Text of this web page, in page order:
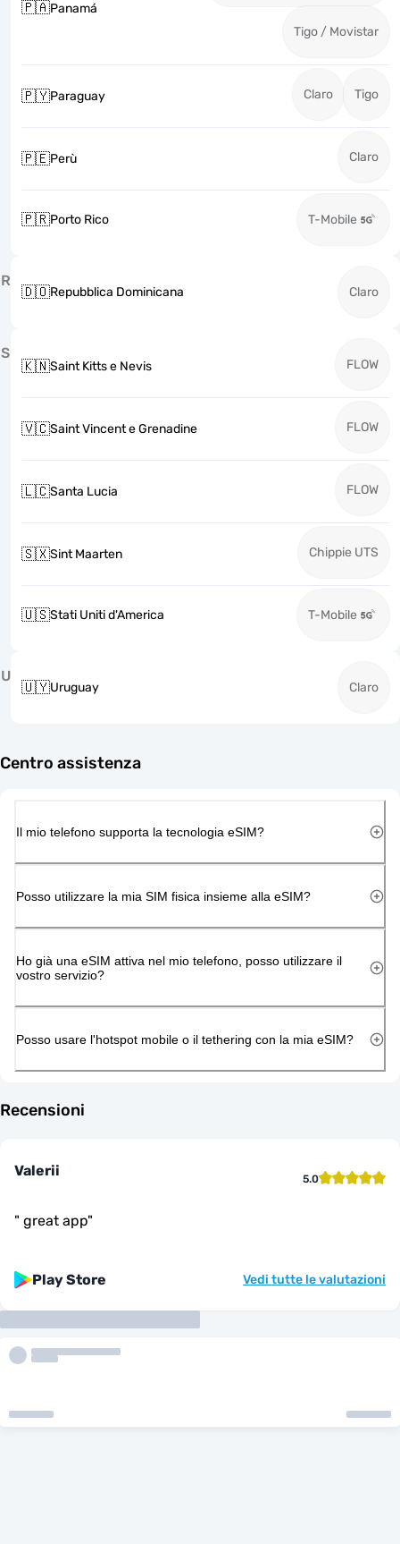
🇵🇦Panamá
Tigo / Movistar
🇵🇾Paraguay Claro Tigo
🇵🇪Perù Claro
🇵🇷Porto Rico T-Mobile
R
🇩🇴Repubblica Dominicana Claro
S
🇰🇳Saint Kitts e Nevis FLOW
🇻🇨Saint Vincent e Grenadine FLOW
🇱🇨Santa Lucia FLOW
🇸🇽Sint Maarten Chippie UTS
🇺🇸Stati Uniti d'America T-Mobile
U
🇺🇾Uruguay Claro
Centro assistenza
Il mio telefono supporta la tecnologia eSIM?
Posso utilizzare la mia SIM fisica insieme alla eSIM?
Ho già una eSIM attiva nel mio telefono, posso utilizzare il
vostro servizio?
Posso usare l'hotspot mobile o il tethering con la mia eSIM?
Recensioni
Valerii 5.0
" great app"
Play Store Vedi tutte le valutazioni